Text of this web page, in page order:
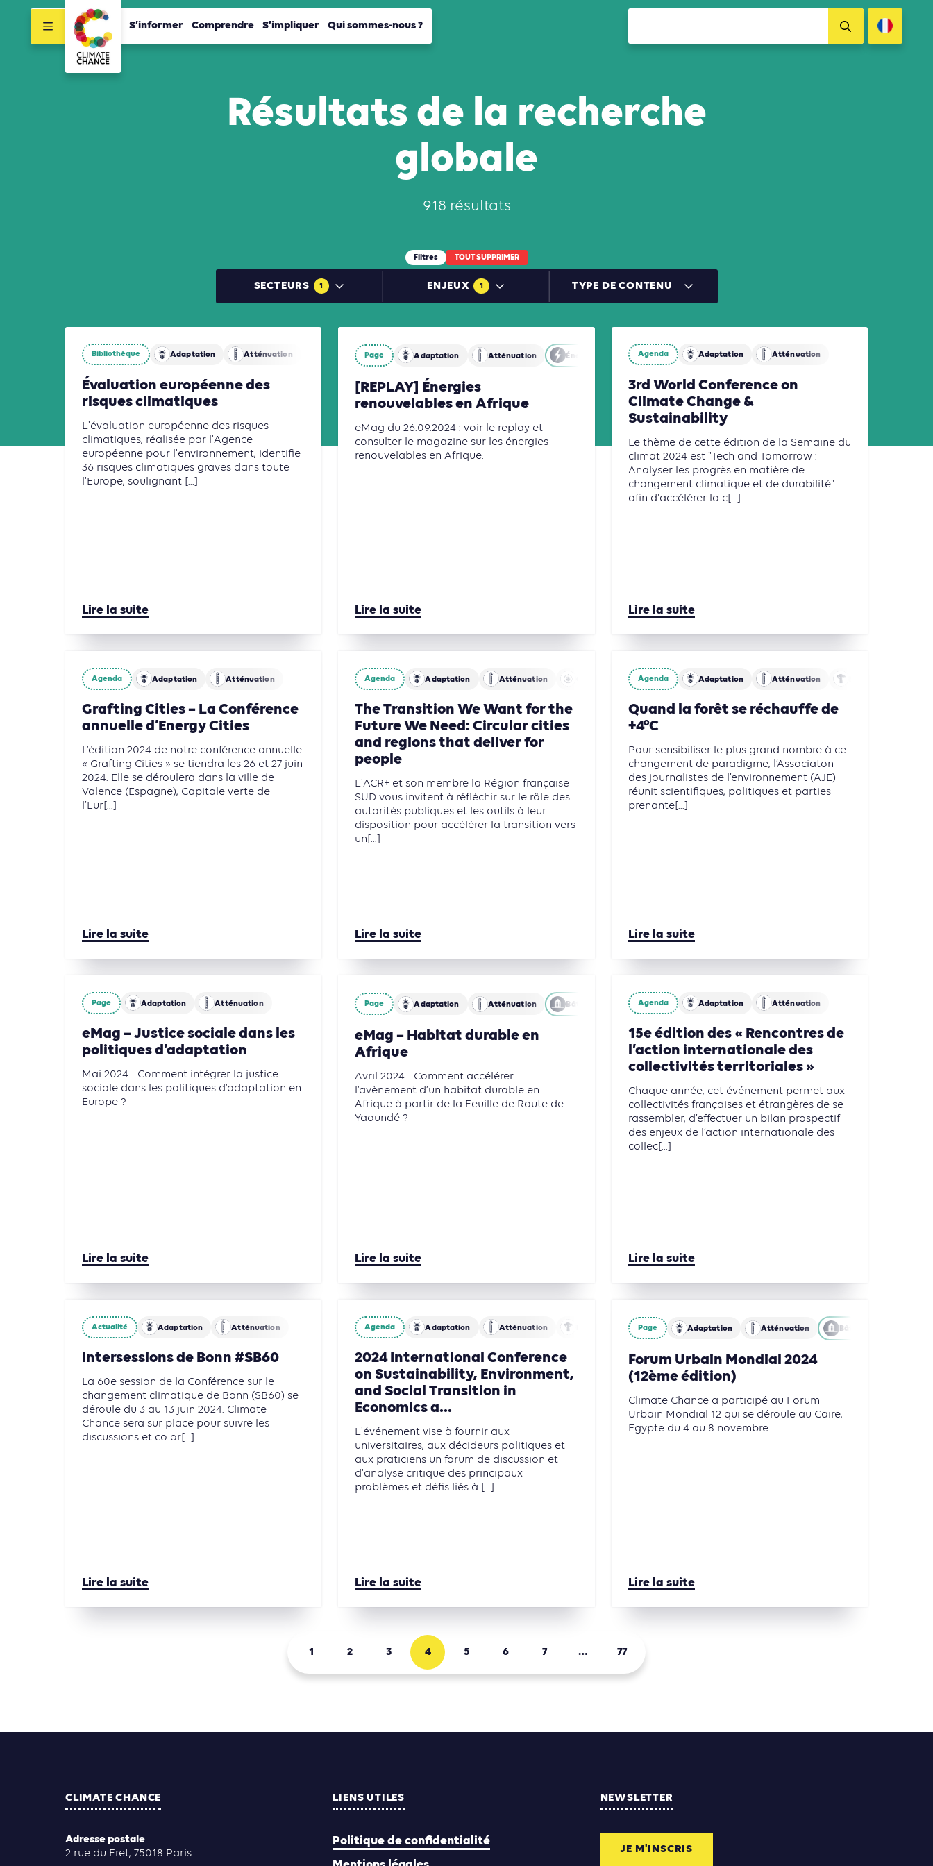
S’informer Comprendre S’impliquer Qui sommes-nous ?
Résultats de la recherche
globale
918 résultats
Filtres TOUT SUPPRIMER
SECTEURS 1 ENJEUX 1 TYPE DE CONTENU
Bibliothèque Adaptation Atténuation
Évaluation européenne des
risques climatiques
L'évaluation européenne des risques
climatiques, réalisée par l'Agence
européenne pour l'environnement, identifie
36 risques climatiques graves dans toute
l'Europe, soulignant [...]
Lire la suite
Page Adaptation Atténuation Énergies
[REPLAY] Énergies
renouvelables en Afrique
eMag du 26.09.2024 : voir le replay et
consulter le magazine sur les énergies
renouvelables en Afrique.
Lire la suite
Agenda Adaptation Atténuation
3rd World Conference on
Climate Change &
Sustainability
Le thème de cette édition de la Semaine du
climat 2024 est "Tech and Tomorrow :
Analyser les progrès en matière de
changement climatique et de durabilité"
afin d'accélérer la c[...]
Lire la suite
Agenda Adaptation Atténuation
Grafting Cities – La Conférence
annuelle d’Energy Cities
L’édition 2024 de notre conférence annuelle
« Grafting Cities » se tiendra les 26 et 27 juin
2024. Elle se déroulera dans la ville de
Valence (Espagne), Capitale verte de
l’Eur[...]
Lire la suite
Agenda Adaptation Atténuation
The Transition We Want for the
Future We Need: Circular cities
and regions that deliver for
people
L'ACR+ et son membre la Région française
SUD vous invitent à réfléchir sur le rôle des
autorités publiques et les outils à leur
disposition pour accélérer la transition vers
un[...]
Lire la suite
Agenda Adaptation Atténuation
Quand la forêt se réchauffe de
+4°C
Pour sensibiliser le plus grand nombre à ce
changement de paradigme, l’Associaton
des journalistes de l’environnement (AJE)
réunit scientifiques, politiques et parties
prenante[...]
Lire la suite
Page Adaptation Atténuation
eMag – Justice sociale dans les
politiques d’adaptation
Mai 2024 - Comment intégrer la justice
sociale dans les politiques d’adaptation en
Europe ?
Lire la suite
Page Adaptation Atténuation Bâtiments
eMag – Habitat durable en
Afrique
Avril 2024 - Comment accélérer
l’avènement d’un habitat durable en
Afrique à partir de la Feuille de Route de
Yaoundé ?
Lire la suite
Agenda Adaptation Atténuation
15e édition des « Rencontres de
l’action internationale des
collectivités territoriales »
Chaque année, cet événement permet aux
collectivités françaises et étrangères de se
rassembler, d’effectuer un bilan prospectif
des enjeux de l’action internationale des
collec[...]
Lire la suite
Actualité Adaptation Atténuation
Intersessions de Bonn #SB60
La 60e session de la Conférence sur le
changement climatique de Bonn (SB60) se
déroule du 3 au 13 juin 2024. Climate
Chance sera sur place pour suivre les
discussions et co or[...]
Lire la suite
Agenda Adaptation Atténuation Finance
2024 International Conference
on Sustainability, Environment,
and Social Transition in
Economics a...
L'événement vise à fournir aux
universitaires, aux décideurs politiques et
aux praticiens un forum de discussion et
d'analyse critique des principaux
problèmes et défis liés à [...]
Lire la suite
Page Adaptation Atténuation Bâtiments
Forum Urbain Mondial 2024
(12ème édition)
Climate Chance a participé au Forum
Urbain Mondial 12 qui se déroule au Caire,
Egypte du 4 au 8 novembre.
Lire la suite
1 2 3 4 5 6 7 … 77
CLIMATE CHANCE
Adresse postale
2 rue du Fret, 75018 Paris
LIENS UTILES
Politique de confidentialité
NEWSLETTER
JE M'INSCRIS